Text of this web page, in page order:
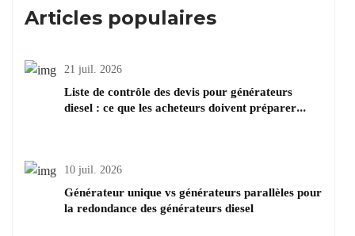
Articles populaires
21 juil. 2026
Liste de contrôle des devis pour générateurs
diesel : ce que les acheteurs doivent préparer
10 juil. 2026
Générateur unique vs générateurs parallèles pour
la redondance des générateurs diesel